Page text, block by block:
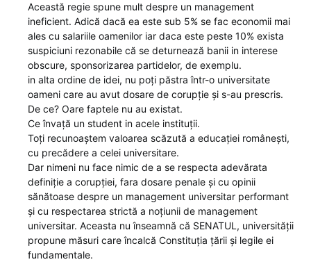
Această regie spune mult despre un management
ineficient. Adică dacă ea este sub 5% se fac economii mai
ales cu salariile oamenilor iar daca este peste 10% exista
suspiciuni rezonabile că se deturnează banii in interese
obscure, sponsorizarea partidelor, de exemplu.
in alta ordine de idei, nu poți păstra într-o universitate
oameni care au avut dosare de corupție și s-au prescris.
De ce? Oare faptele nu au existat.
Ce învață un student in acele instituții.
Toți recunoaștem valoarea scăzută a educației românești,
cu precădere a celei universitare.
Dar nimeni nu face nimic de a se respecta adevărata
definiție a corupției, fara dosare penale și cu opinii
sănătoase despre un management universitar performant
și cu respectarea strictă a noțiunii de management
universitar. Aceasta nu înseamnă că SENATUL, universității
propune măsuri care încalcă Constituția țării și legile ei
fundamentale.